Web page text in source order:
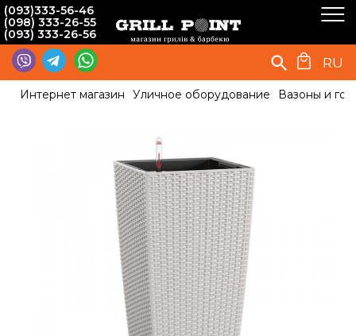
(093)333-56-46
(098) 333-26-55
(093) 333-26-56
RU
Интернет магазин Уличное оборудование Вазоны и